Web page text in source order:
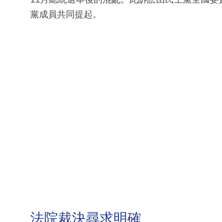
黨成員共同提起。
法院裁決尋求明確